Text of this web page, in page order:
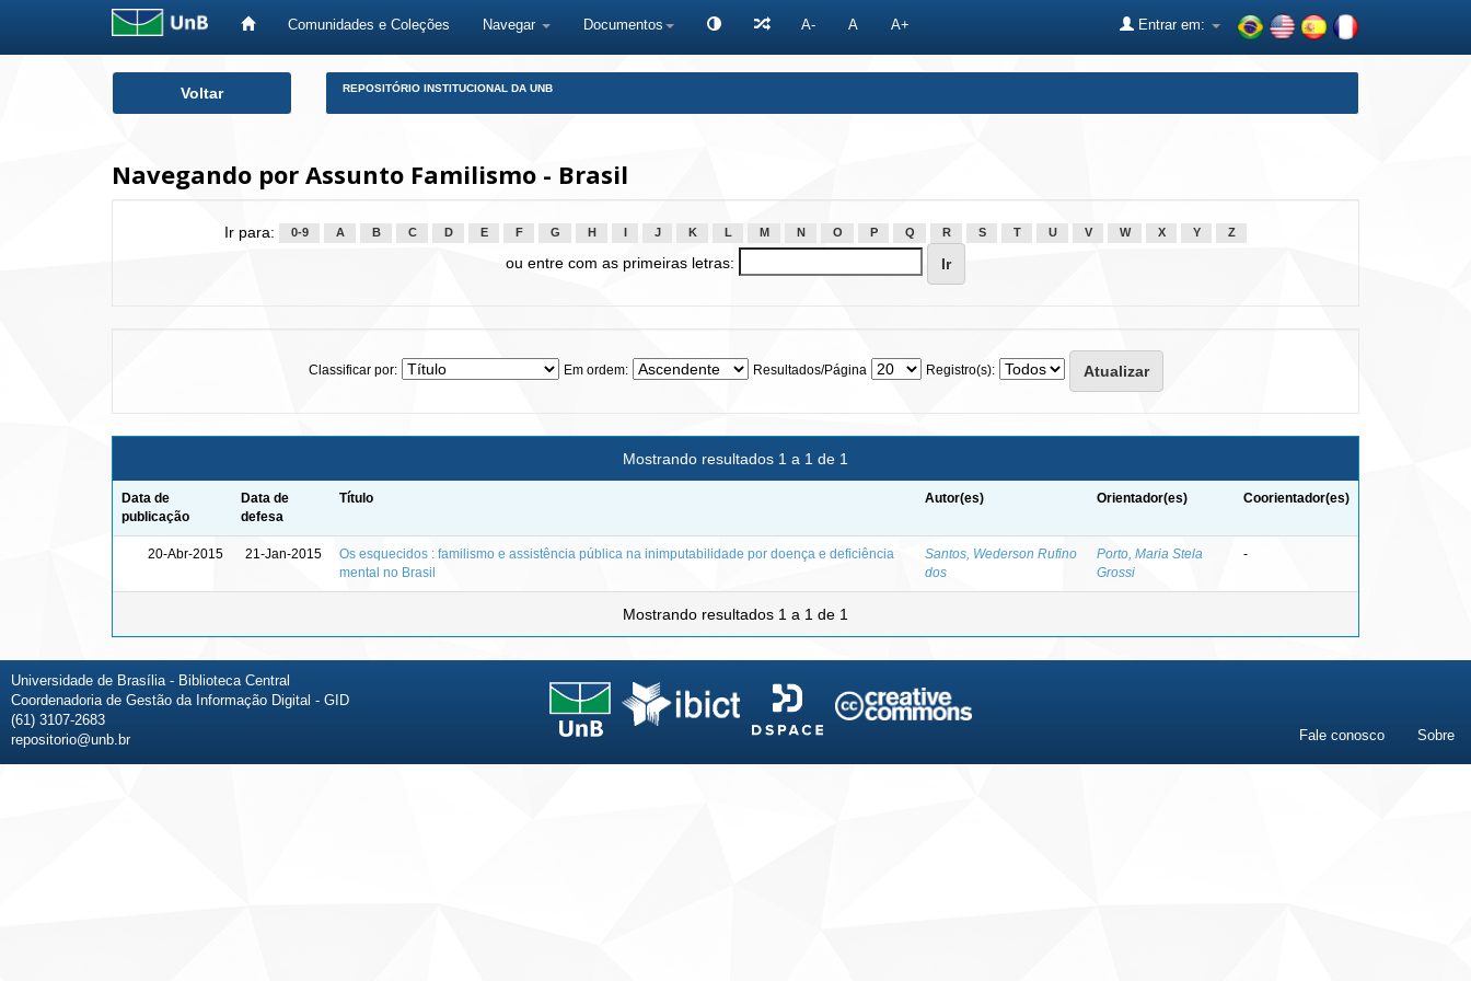
Comunidades e Coleções Navegar Documentos A- A A+ Entrar em:
Voltar REPOSITÓRIO INSTITUCIONAL DA UNB
Navegando por Assunto Familismo - Brasil
Ir para: 0-9 A B C D E F G H J K L M N O P Q R S T U V W X Y Z
ou entre com as primeiras letras:
Classificar por: Em ordem: Resultados/Página Registro(s):
Mostrando resultados 1 a 1 de 1
Data de
publicação
Data de
defesa
Título Autor(es) Orientador(es) Coorientador(es)
20-Abr-2015 21-Jan-2015
Os esquecidos : familismo e assistência pública na inimputabilidade por doença e deficiência
mental no Brasil
Santos, Wederson Rufino
dos
Porto, Maria Stela
Grossi
-
Mostrando resultados 1 a 1 de 1
Universidade de Brasília - Biblioteca Central
Coordenadoria de Gestão da Informação Digital - GID
(61) 3107-2683
repositorio@unb.br
Fale conosco Sobre